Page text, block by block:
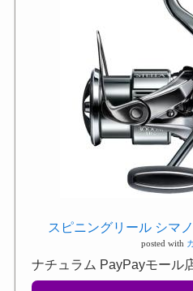
スピニングリール シマ
posted with
ナチュラム PayPayモール